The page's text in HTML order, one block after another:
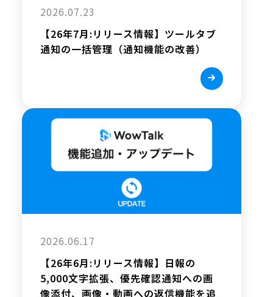
2026.07.23
【26年7月:リリース情報】ツールタブ
通知の一括管理（通知機能の改善）
2026.06.17
【26年6月:リリース情報】日報の
5,000文字拡張、優先確認通知への画
像添付、画像・動画への返信機能を追